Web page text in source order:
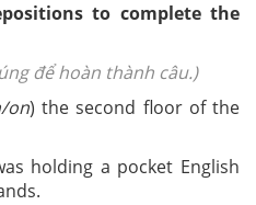
to complete the
để hoàn thành câu.)
on) the second floor of the
holding a pocket English